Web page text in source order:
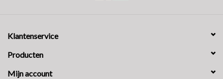
Klantenservice
Producten
Mijn account